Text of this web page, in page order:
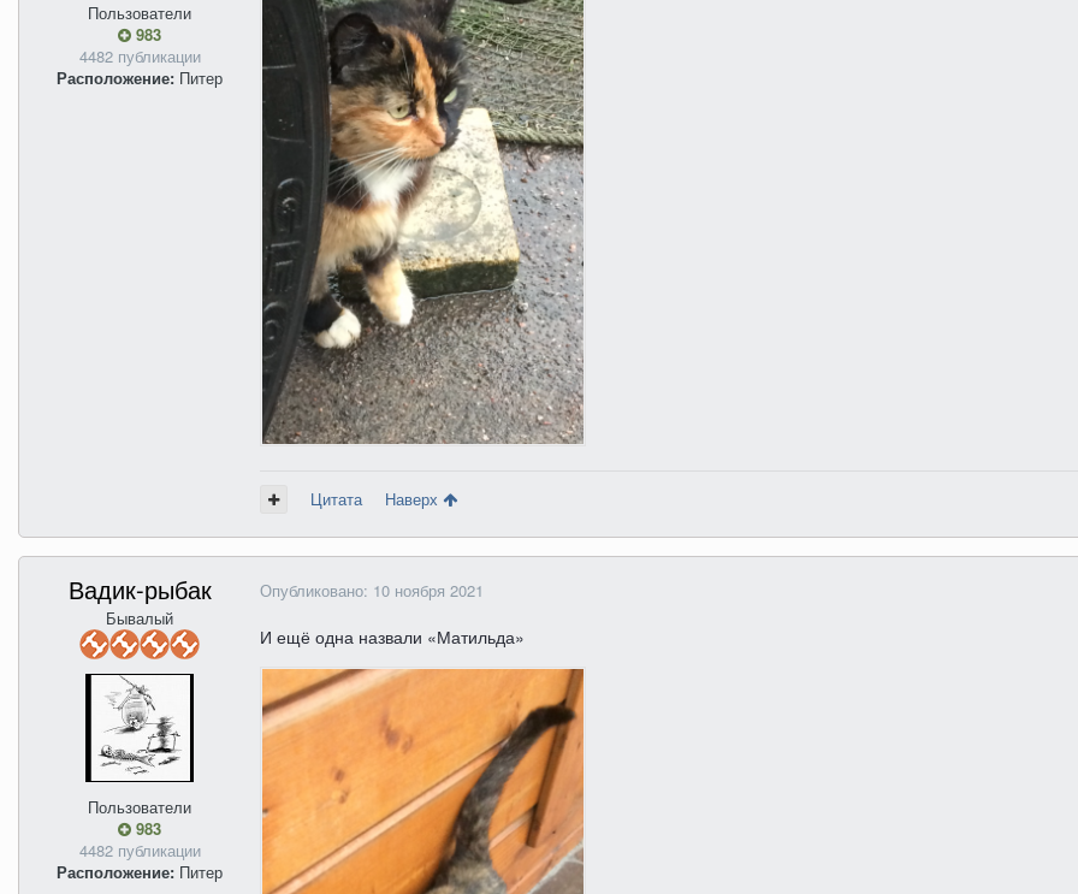
Пользователи
983
4482 публикации
Расположение: Питер
Цитата Наверх
Вадик-рыбак
Бывалый
Пользователи
983
4482 публикации
Расположение: Питер
Опубликовано: 10 ноября 2021
И ещё одна назвали «Матильда»